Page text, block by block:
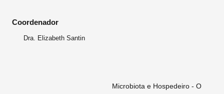
Coordenador
Dra. Elizabeth Santin
Microbiota e Hospedeiro - O